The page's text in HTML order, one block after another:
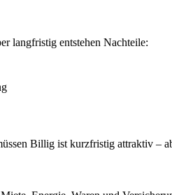
langfristig entstehen Nachteile:
Billig ist kurzfristig attraktiv –